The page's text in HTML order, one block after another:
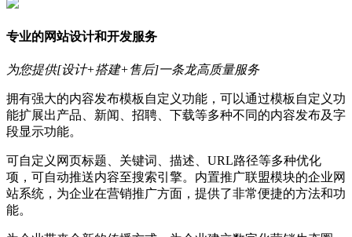
专业的网站设计和开发服务
为您提供[设计+搭建+售后]一条龙高质量服务
拥有强大的内容发布模板自定义功能，可以通过模板自定义功
能扩展出产品、新闻、招聘、下载等多种不同的内容发布及字
段显示功能。
可自定义网页标题、关键词、描述、URL路径等多种优化
项，可自动推送内容至搜索引擎。内置推广联盟模块的企业网
站系统，为企业在营销推广方面，提供了非常便捷的方法和功
能。